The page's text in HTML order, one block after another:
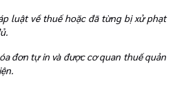
luật về thuế hoặc đã từng bị xử phạt
đơn tự in và được cơ quan thuế quản